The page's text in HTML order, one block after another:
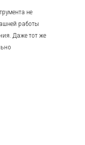
не
работы
Даже тот же